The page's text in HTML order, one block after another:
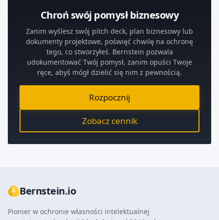
Chroń swój pomysł biznesowy
Zanim wyślesz swój pitch deck, plan biznesowy lub
dokumenty projektowe, poświęć chwilę na ochronę
tego, co stworzyłeś. Bernstein pozwala
udokumentować Twój pomysł, zanim opuści Twoje
ręce, abyś mógł dzielić się nim z pewnością.
Rozpocznij
Zobacz cennik
Bernstein.io
Pionier w ochronie własności intelektualnej